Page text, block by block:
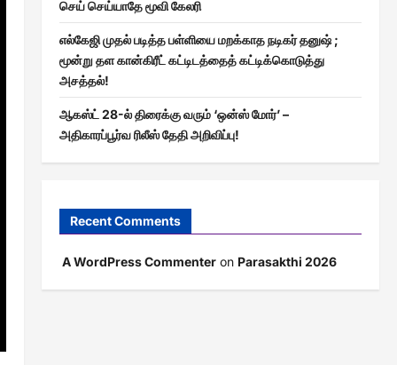
செய் செய்யாதே மூவி கேலரி
எல்கேஜி முதல் படித்த பள்ளியை மறக்காத நடிகர் தனுஷ் ;
மூன்று தள கான்கிரீட் கட்டிடத்தைத் கட்டிக்கொடுத்து
அசத்தல்!
ஆகஸ்ட் 28-ல் திரைக்கு வரும் ‘ஒன்ஸ் மோர்’ –
அதிகாரப்பூர்வ ரிலீஸ் தேதி அறிவிப்பு!
Recent Comments
A WordPress Commenteron Parasakthi 2026